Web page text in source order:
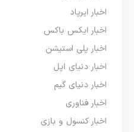
اخبار ایرپاد
اخبار ایکس باکس
اخبار پلی استیشن
اخبار دنیای اپل
اخبار دنیای گیم
اخبار فناوری
اخبار کنسول و بازی